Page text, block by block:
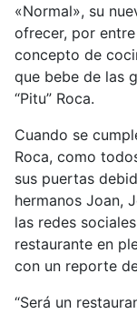
«Normal», su
ofrecer, por
concepto de
que bebe de las
“Pitu” Roca.
Cuando se
Roca, como
sus puertas
hermanos Joan,
las redes
restaurante en
con un reporte
“Será un